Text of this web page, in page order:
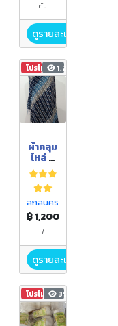
ตัน
ดูรายละเอียด
โปรโมชัน 1,296
ผ้าคลุม
ไหล่ สี
ย้อม
คราม
สกลนคร
฿ 1,200
/
ดูรายละเอียด
โปรโมชัน393